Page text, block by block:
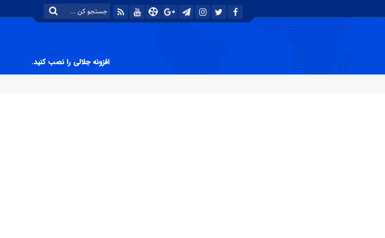
افزونه جلالی را نصب کنید.